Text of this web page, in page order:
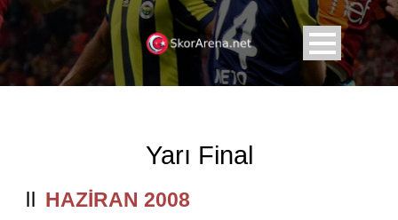
Yarı Final
HAZIRAN 2008